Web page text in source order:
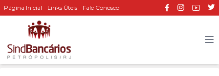
Página Inicial Links Úteis Fale Conosco